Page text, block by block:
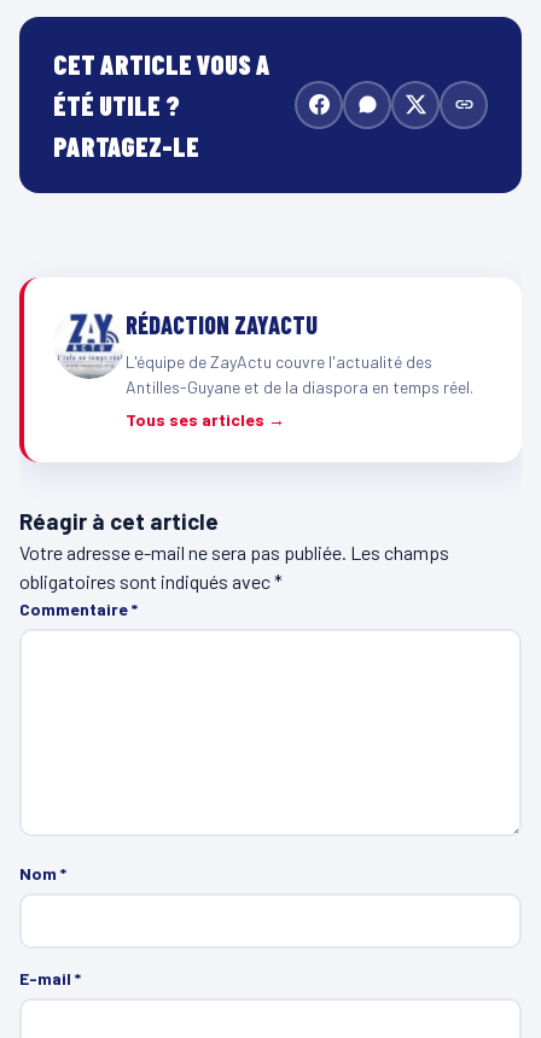
CET ARTICLE VOUS A
ÉTÉ UTILE ?
PARTAGEZ-LE
RÉDACTION ZAYACTU
L'équipe de ZayActu couvre l'actualité des
Antilles-Guyane et de la diaspora en temps réel.
Tous ses articles →
Réagir à cet article
Votre adresse e-mail ne sera pas publiée. Les champs
obligatoires sont indiqués avec*
Commentaire*
Nom *
E-mail *